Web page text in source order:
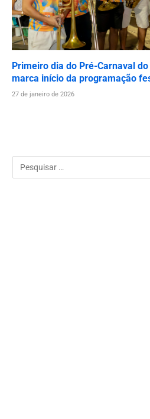
Primeiro dia do Pré-Carnaval
marca início da programação
27 de janeiro de 2026